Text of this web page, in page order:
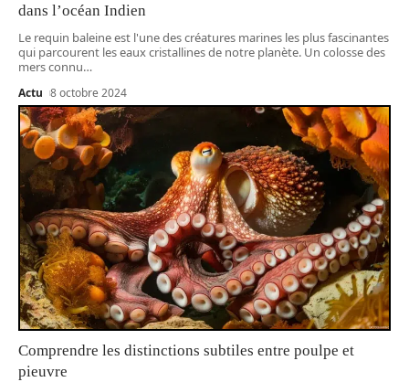
dans l’océan Indien
Le requin baleine est l'une des créatures marines les plus fascinantes
qui parcourent les eaux cristallines de notre planète. Un colosse des
mers connu…
Actu 8 octobre 2024
Comprendre les distinctions subtiles entre poulpe et
pieuvre